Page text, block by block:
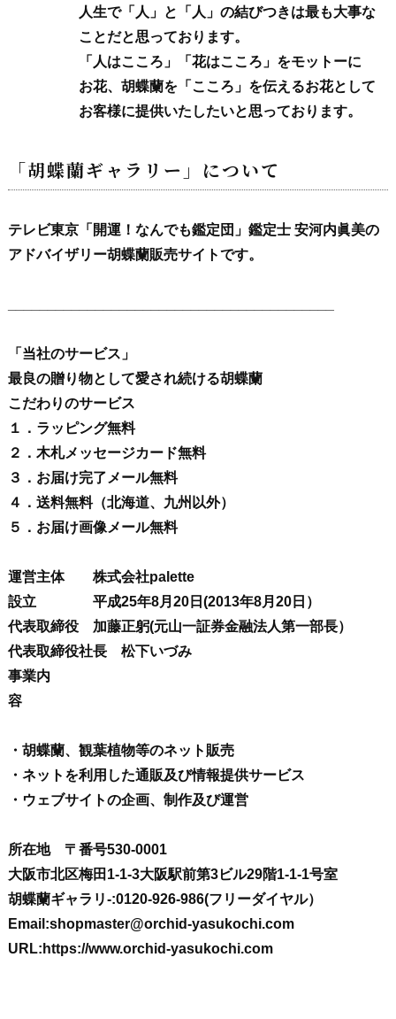
人生で「人」と「人」の結びつきは最も大事な
ことだと思っております。
「人はこころ」「花はこころ」をモットーに
お花、胡蝶蘭を「こころ」を伝えるお花として
お客様に提供いたしたいと思っております。
「胡蝶蘭ギャラリー」について
テレビ東京「開運！なんでも鑑定団」鑑定士 安河内眞美の
アドバイザリー胡蝶蘭販売サイトです。
「当社のサービス」
最良の贈り物として愛され続ける胡蝶蘭
こだわりのサービス
１．ラッピング無料
２．木札メッセージカード無料
３．お届け完了メール無料
４．送料無料（北海道、九州以外）
５．お届け画像メール無料
運営主体 株式会社palette
設立 平成25年8月20日(2013年8月20日）
代表取締役 加藤正躬(元山一証券金融法人第一部長）
代表取締役社長 松下いづみ
事業内
容
・胡蝶蘭、観葉植物等のネット販売
・ネットを利用した通販及び情報提供サービス
・ウェブサイトの企画、制作及び運営
所在地 〒番号530-0001
大阪市北区梅田1-1-3大阪駅前第3ビル29階1-1-1号室
胡蝶蘭ギャラリ-:0120-926-986(フリーダイヤル）
Email:shopmaster@orchid-yasukochi.com
URL:https://www.orchid-yasukochi.com